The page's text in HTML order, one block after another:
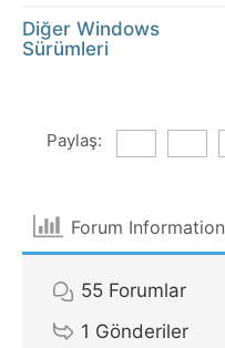
Diğer Windows
Sürümleri
Paylaş:
Forum Information
55 Forumlar
1 Gönderiler